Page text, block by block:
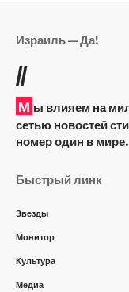
Израиль — Да!
//
М ы влияем на
сетью новостей
номер один в мире.
Быстрый линк
Звезды
Монитор
Культура
Медиа